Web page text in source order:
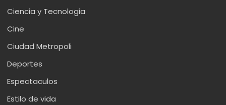
Ciencia y Tecnologia
Cine
Ciudad Metropoli
Deportes
Espectaculos
Estilo de vida